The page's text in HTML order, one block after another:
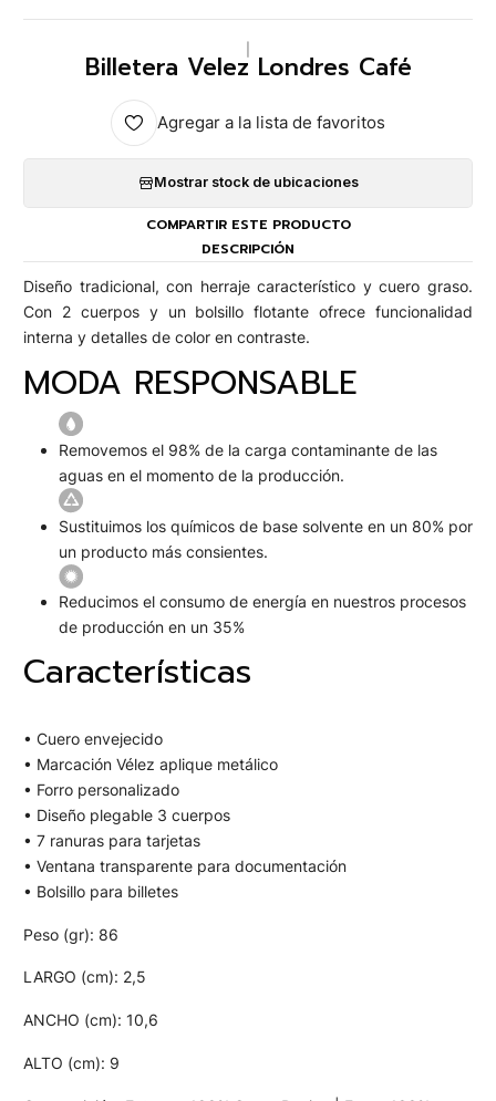
Billetera Velez Londres Café
Agregar a la lista de favoritos
Mostrar stock de ubicaciones
COMPARTIR ESTE PRODUCTO
DESCRIPCIÓN
Diseño tradicional, con herraje característico y cuero graso.
Con 2 cuerpos y un bolsillo flotante ofrece funcionalidad
interna y detalles de color en contraste.
MODA RESPONSABLE
Removemos el 98% de la carga contaminante de las
aguas en el momento de la producción.
Sustituimos los químicos de base solvente en un 80% por
un producto más consientes.
Reducimos el consumo de energía en nuestros procesos
de producción en un 35%
Características
• Cuero envejecido
• Marcación Vélez aplique metálico
• Forro personalizado
• Diseño plegable 3 cuerpos
• 7 ranuras para tarjetas
• Ventana transparente para documentación
• Bolsillo para billetes
Peso (gr): 86
LARGO (cm): 2,5
ANCHO (cm): 10,6
ALTO (cm): 9